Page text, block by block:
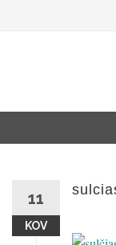
11
KOV